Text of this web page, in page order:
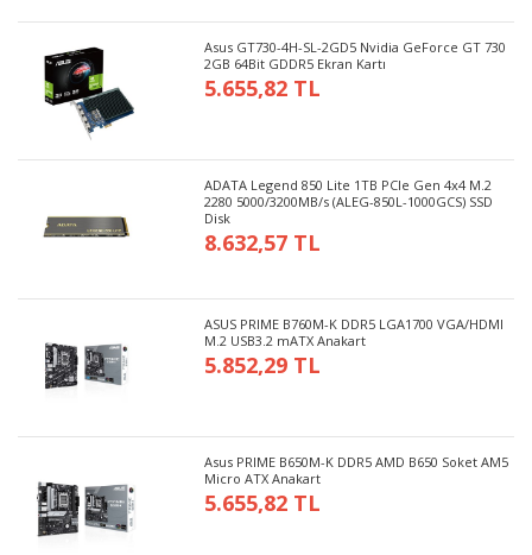
Asus GT730-4H-SL-2GD5 Nvidia GeForce GT 730
2GB 64Bit GDDR5 Ekran Kartı
5.655,82 TL
ADATA Legend 850 Lite 1TB PCIe Gen 4x4 M.2
2280 5000/3200MB/s (ALEG-850L-1000GCS) SSD
Disk
8.632,57 TL
ASUS PRIME B760M-K DDR5 LGA1700 VGA/HDMI
M.2 USB3.2 mATX Anakart
5.852,29 TL
Asus PRIME B650M-K DDR5 AMD B650 Soket AM5
Micro ATX Anakart
5.655,82 TL